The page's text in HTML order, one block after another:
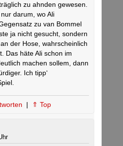
zu ahnden gewesen.
darum, wo Ali
zu van Bommel
ja nicht gesucht, sondern
der Hose, wahrscheinlich
Das häte Ali schon im
machen sollem, dann
Ich tipp‘
| ⇑ Top